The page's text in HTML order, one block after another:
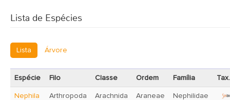
Lista de Espécies
Lista Árvore
Espécie Filo Classe Ordem Família Tax.
Nephila
Arthropoda Arachnida Araneae Nephilidae